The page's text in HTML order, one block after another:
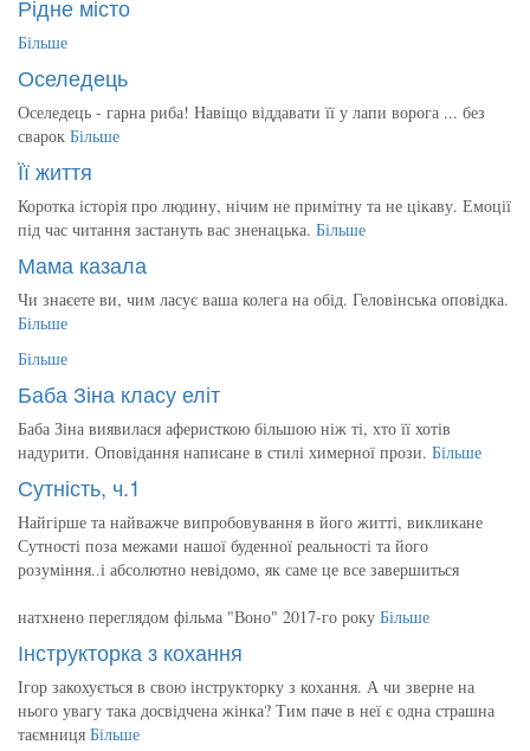
Рідне місто
Більше
Оселедець
Оселедець - гарна риба! Навіщо віддавати її у лапи ворога ... без
сварок Більше
Її життя
Коротка історія про людину, нічим не примітну та не цікаву. Емоції
під час читання застануть вас зненацька. Більше
Мама казала
Чи знаєете ви, чим ласує ваша колега на обід. Геловінська оповідка.
Більше
Більше
Баба Зіна класу еліт
Баба Зіна виявилася аферисткою більшою ніж ті, хто її хотів
надурити. Оповідання написане в стилі химерної прози. Більше
Сутність, ч.1
Найгірше та найважче випробовування в його житті, викликане
Сутності поза межами нашої буденної реальності та його
розуміння..і абсолютно невідомо, як саме це все завершиться
натхнено переглядом фільма "Воно" 2017-го року Більше
Інструкторка з кохання
Ігор закохується в свою інструкторку з кохання. А чи зверне на
нього увагу така досвідчена жінка? Тим паче в неї є одна страшна
таємниця Більше